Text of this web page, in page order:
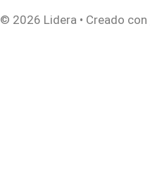
© 2026 Lidera • Creado con